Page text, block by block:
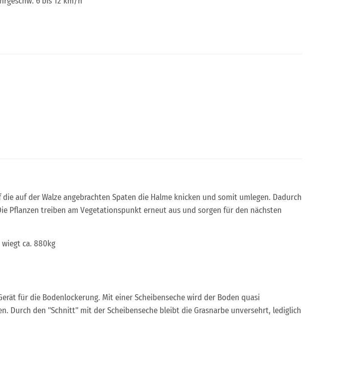
die auf der Walze angebrachten Spaten die Halme knicken und somit umlegen. Dadurch
Pflanzen treiben am Vegetationspunkt erneut aus und sorgen für den nächsten
ca. 880kg
für die Bodenlockerung. Mit einer Scheibenseche wird der Boden quasi
Durch den "Schnitt" mit der Scheibenseche bleibt die Grasnarbe unversehrt, lediglich